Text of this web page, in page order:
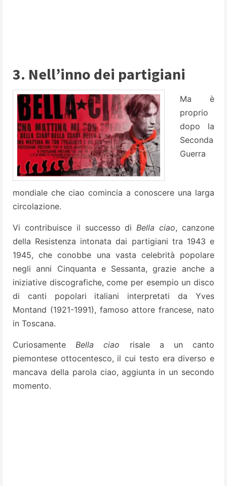
3. Nell’inno dei partigiani
Ma è
proprio
dopo la
Seconda
Guerra
mondiale che ciao comincia a conoscere una larga
circolazione.
Vi contribuisce il successo diBella ciao, canzone
della Resistenza intonata dai partigiani tra 1943 e
1945, che conobbe una vasta celebrità popolare
negli anni Cinquanta e Sessanta, grazie anche a
iniziative discografiche, come per esempio un disco
di canti popolari italiani interpretati da Yves
Montand (1921-1991), famoso attore francese, nato
in Toscana.
CuriosamenteBella ciao risale a un canto
piemontese ottocentesco, il cui testo era diverso e
mancava della parola ciao, aggiunta in un secondo
momento.